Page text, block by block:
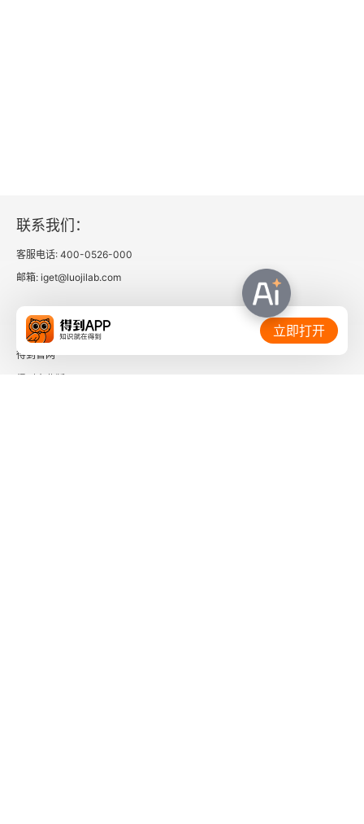
联系我们：
客服电话: 400-0526-000
邮箱: iget@luojilab.com
相关链接：
得到官网
立即打开